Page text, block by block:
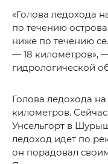
«Голова ледохода
по течению
ниже по течению
— 18 километров»,
гидрологической
Голова ледохода
километров.
Унсельгорт в
ледоход идет по
он порадовал